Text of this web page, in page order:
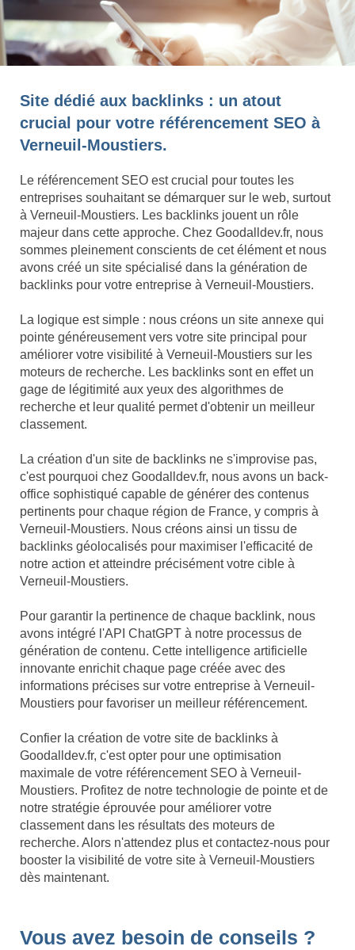
Site dédié aux backlinks : un atout
crucial pour votre référencement SEO à
Verneuil-Moustiers.
Le référencement SEO est crucial pour toutes les
entreprises souhaitant se démarquer sur le web, surtout
à Verneuil-Moustiers. Les backlinks jouent un rôle
majeur dans cette approche. Chez Goodalldev.fr, nous
sommes pleinement conscients de cet élément et nous
avons créé un site spécialisé dans la génération de
backlinks pour votre entreprise à Verneuil-Moustiers.
La logique est simple : nous créons un site annexe qui
pointe généreusement vers votre site principal pour
améliorer votre visibilité à Verneuil-Moustiers sur les
moteurs de recherche. Les backlinks sont en effet un
gage de légitimité aux yeux des algorithmes de
recherche et leur qualité permet d'obtenir un meilleur
classement.
La création d'un site de backlinks ne s'improvise pas,
c'est pourquoi chez Goodalldev.fr, nous avons un back-
office sophistiqué capable de générer des contenus
pertinents pour chaque région de France, y compris à
Verneuil-Moustiers. Nous créons ainsi un tissu de
backlinks géolocalisés pour maximiser l'efficacité de
notre action et atteindre précisément votre cible à
Verneuil-Moustiers.
Pour garantir la pertinence de chaque backlink, nous
avons intégré l'API ChatGPT à notre processus de
génération de contenu. Cette intelligence artificielle
innovante enrichit chaque page créée avec des
informations précises sur votre entreprise à Verneuil-
Moustiers pour favoriser un meilleur référencement.
Confier la création de votre site de backlinks à
Goodalldev.fr, c'est opter pour une optimisation
maximale de votre référencement SEO à Verneuil-
Moustiers. Profitez de notre technologie de pointe et de
notre stratégie éprouvée pour améliorer votre
classement dans les résultats des moteurs de
recherche. Alors n'attendez plus et contactez-nous pour
booster la visibilité de votre site à Verneuil-Moustiers
dès maintenant.
Vous avez besoin de conseils ?